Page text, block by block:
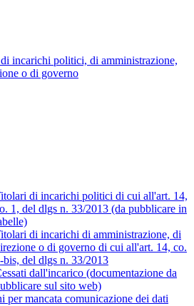
incarichi politici, di amministrazione,
o di governo
di incarichi politici di cui all'art. 14,
1, del dlgs n. 33/2013 (da pubblicare in
di incarichi di amministrazione, di
o di governo di cui all'art. 14, co.
bis, del dlgs n. 33/2013
dall'incarico (documentazione da
sul sito web)
per mancata comunicazione dei dati